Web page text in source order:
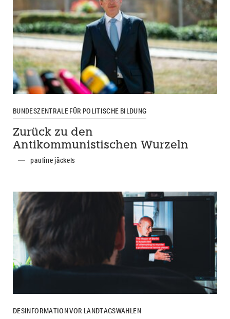
BUNDESZENTRALE FÜR POLITISCHE BILDUNG
Zurück zu den
Antikommunistischen Wurzeln
pauline jäckels
DESINFORMATION VOR LANDTAGSWAHLEN